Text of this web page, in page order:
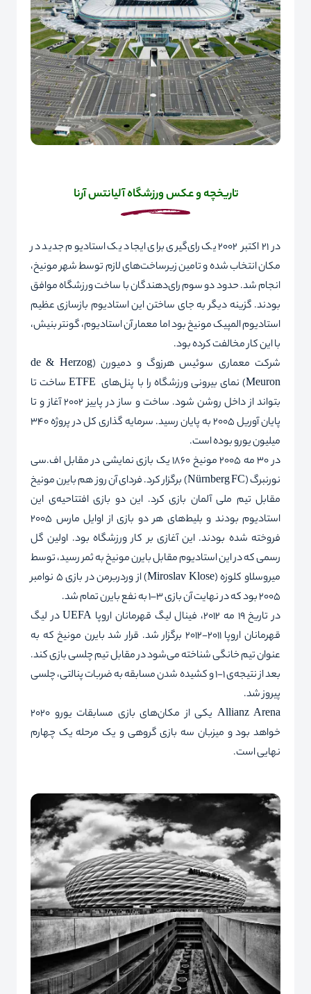
تاریخچهو عکس ورزشگاهآلیانتس آرنا
در ۲۱ اکتبر ۲۰۰۲ یک رای‌گیری برای ایجاد یک استادیوم جدید در
مکان انتخاب شده و تامین زیرساخت‌های لازم توسط شهر مونیخ،
انجام شد. حدود دو سوم رای‌دهندگان با ساخت ورزشگاه موافق
بودند. گزینه دیگر به جای ساختن این استادیوم بازسازی عظیم
استادیوم المپیک مونیخ بود اما معمار آن استادیوم، گونتر بنیش،
با این کار مخالفت کرده بود.
شرکت معماری سوئیس هرزوگ و دمیورن (Herzog
&
de
Meuron) نمای بیرونی ورزشگاه را با پنل‌های ETFEساخت تا
بتواند از داخل روشن شود. ساخت و ساز در پاییز 2002 آغاز و تا
پایان آوریل 2005 به پایان رسید. سرمایه گذاری کل در پروژه 340
میلیون یورو بوده است.
در ۳۰ مه ۲۰۰۵ مونیخ ۱۸۶۰ یک بازی نمایشی در مقابل اف.سی
نورنبرگ (FC
Nürnberg) برگزار کرد. فردای آن روز هم بایرن مونیخ
مقابل تیم ملی آلمان بازی کرد. این دو بازی افتتاحیه‌ی این
استادیوم بودند و بلیط‌های هر دو بازی از اوایل مارس ۲۰۰۵
فروخته شده بودند. این آغازی بر کار ورزشگاه بود. اولین گل
رسمیکه در این استادیوم مقابل بایرن مونیخ به ثمر رسید، توسط
میروسلاو کلوزه (Miroslav Klose
) از وردربرمن در بازی ۵ نوامبر
۲۰۰۵ بود که در نهایت آن بازی ۳–۱ به نفع بایرن تمام شد.
در تاریخ 19 مه 2012، فینال لیگ قهرمانان اروپا
UEFAدر لیگ
قهرمانان اروپا 2011-2012 برگزار شد. قرار شد بایرن مونیخ که به
عنوان تیم خانگی شناخته می‌شود در مقابل تیم چلسی بازی کند.
بعد از نتیجه‌ی 1-1 و کشیده شدن مسابقه به ضربات پنالتی، چلسی
پیروز شد.
Allianz Arena
یکی از مکان‌های بازی مسابقات یورو 2020
خواهد بود و میزبان سه بازی گروهی و یک مرحله ‌یک چهارم
نهایی است.